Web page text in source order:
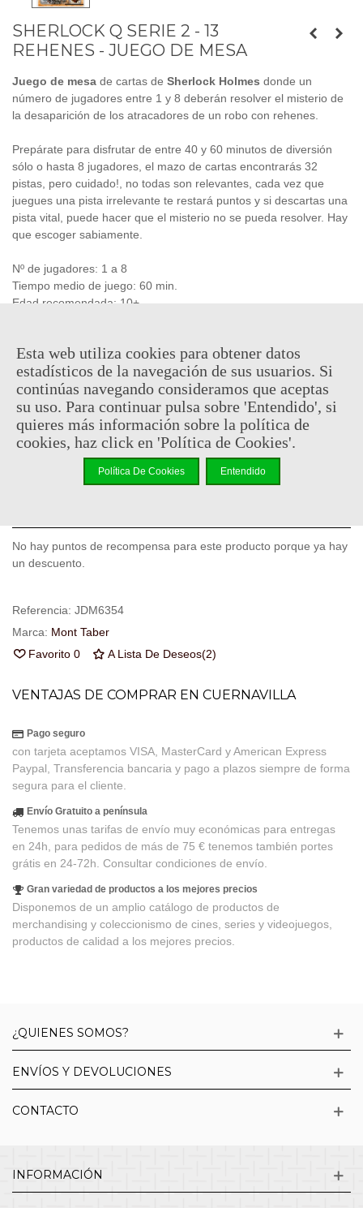
SHERLOCK Q SERIE 2 - 13
REHENES - JUEGO DE MESA
Juego de mesa de cartas de Sherlock Holmes donde un
número de jugadores entre 1 y 8 deberán resolver el misterio de
la desaparición de los atracadores de un robo con rehenes.
Prepárate para disfrutar de entre 40 y 60 minutos de diversión
sólo o hasta 8 jugadores, el mazo de cartas encontrarás 32
pistas, pero cuidado!, no todas son relevantes, cada vez que
juegues una pista irrelevante te restará puntos y si descartas una
pista vital, puede hacer que el misterio no se pueda resolver. Hay
que escoger sabiamente.
Nº de jugadores: 1 a 8
Tiempo medio de juego: 60 min.
Edad recomendada: 10+
7,45 € (impuestos inc.) 7,95 €
En stock, envío en 24/48h
-
Añadir Al Carrito
No hay puntos de recompensa para este producto porque ya hay
un descuento.
Referencia: JDM6354
Marca: Mont Taber
Favorito 0 A Lista De Deseos(2)
VENTAJAS DE COMPRAR EN CUERNAVILLA
Pago seguro
con tarjeta aceptamos VISA, MasterCard y American Express
Paypal, Transferencia bancaria y pago a plazos siempre de forma
segura para el cliente.
Envío Gratuito a península
Tenemos unas tarifas de envío muy económicas para entregas
en 24h, para pedidos de más de 75 € tenemos también portes
grátis en 24-72h. Consultar condiciones de envío.
Gran variedad de productos a los mejores precios
Disponemos de un amplio catálogo de productos de
merchandising y coleccionismo de cines, series y videojuegos,
productos de calidad a los mejores precios.
¿QUIENES SOMOS?
ENVÍOS Y DEVOLUCIONES
CONTACTO
INFORMACIÓN
Esta web utiliza cookies para obtener datos
estadísticos de la navegación de sus usuarios. Si
continúas navegando consideramos que aceptas
su uso. Para continuar pulsa sobre 'Entendido', si
quieres más información sobre la política de
cookies, haz click en 'Política de Cookies'.
Política De Cookies Entendido